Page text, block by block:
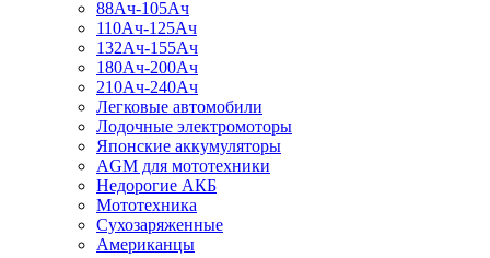
88Ач-105Ач
110Ач-125Ач
132Ач-155Ач
180Ач-200Ач
210Ач-240Ач
Легковые автомобили
Лодочные электромоторы
Японские аккумуляторы
AGM для мототехники
Недорогие АКБ
Мототехника
Сухозаряженные
Американцы